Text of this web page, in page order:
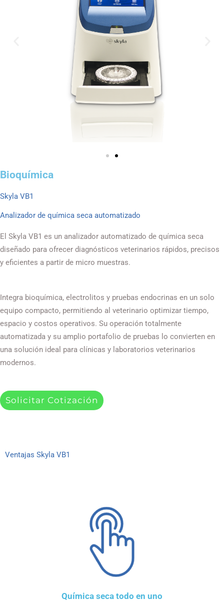
Bioquímica
Skyla VB1
Analizador de química seca automatizado
El Skyla VB1 es un analizador automatizado de química seca
diseñado para ofrecer diagnósticos veterinarios rápidos, precisos
y eficientes a partir de micro muestras.
Integra bioquímica, electrolitos y pruebas endocrinas en un solo
equipo compacto, permitiendo al veterinario optimizar tiempo,
espacio y costos operativos. Su operación totalmente
automatizada y su amplio portafolio de pruebas lo convierten en
una solución ideal para clínicas y laboratorios veterinarios
modernos.
Solicitar Cotización
Ventajas Skyla VB1
Química seca todo en uno